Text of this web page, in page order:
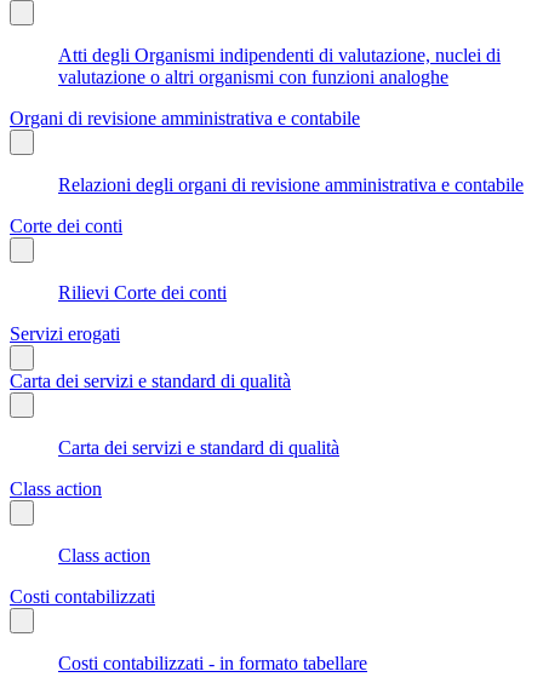
Atti degli Organismi indipendenti di valutazione, nuclei di
valutazione o altri organismi con funzioni analoghe
Organi di revisione amministrativa e contabile
Relazioni degli organi di revisione amministrativa e contabile
Corte dei conti
Rilievi Corte dei conti
Servizi erogati
Carta dei servizi e standard di qualità
Carta dei servizi e standard di qualità
Class action
Class action
Costi contabilizzati
Costi contabilizzati - in formato tabellare